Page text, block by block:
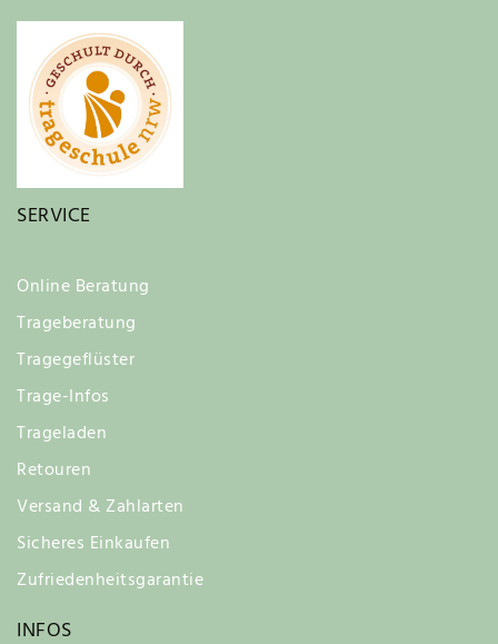
SERVICE
Online Beratung
Trageberatung
Tragegeflüster
Trage-Infos
Trageladen
Retouren
Versand & Zahlarten
Sicheres Einkaufen
Zufriedenheitsgarantie
INFOS